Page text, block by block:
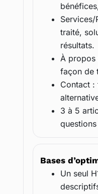
traité,
résultats.
À propos
façon de
Contact :
3 à 5
Bases
Un seul